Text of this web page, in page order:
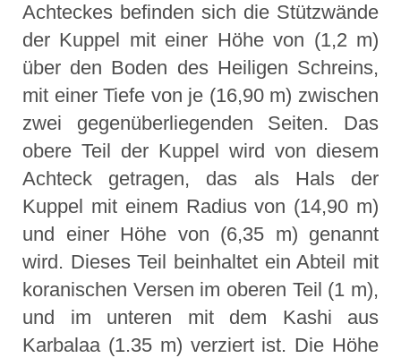
Achteckes befinden sich die Stützwände
der Kuppel mit einer Höhe von (1,2 m)
über den Boden des Heiligen Schreins,
mit einer Tiefe von je (16,90 m) zwischen
zwei gegenüberliegenden Seiten. Das
obere Teil der Kuppel wird von diesem
Achteck getragen, das als Hals der
Kuppel mit einem Radius von (14,90 m)
und einer Höhe von (6,35 m) genannt
wird. Dieses Teil beinhaltet ein Abteil mit
koranischen Versen im oberen Teil (1 m),
und im unteren mit dem Kashi aus
Karbalaa (1.35 m) verziert ist. Die Höhe